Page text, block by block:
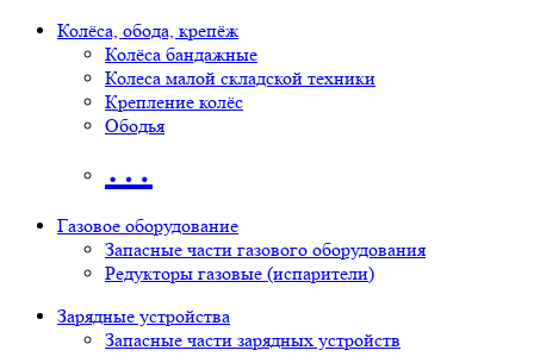
Колёса, обода, крепёж
Колёса бандажные
Колеса малой складской техники
Крепление колёс
Ободья
…
Газовое оборудование
Запасные части газового оборудования
Редукторы газовые (испарители)
Зарядные устройства
Запасные части зарядных устройств